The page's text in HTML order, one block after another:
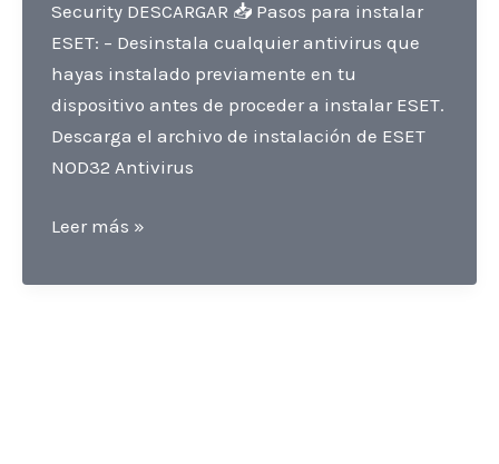
Security DESCARGAR 📥 Pasos para instalar
ESET: – Desinstala cualquier antivirus que
hayas instalado previamente en tu
dispositivo antes de proceder a instalar ESET.
Descarga el archivo de instalación de ESET
NOD32 Antivirus
Instrucciones
instalar
Leer más »